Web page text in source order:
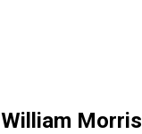
Morris